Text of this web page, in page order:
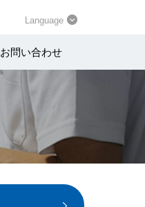
Language
お問い合わせ